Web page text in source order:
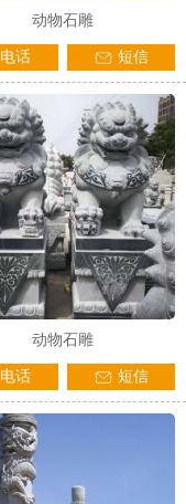
动物石雕
电话 短信
动物石雕
电话 短信